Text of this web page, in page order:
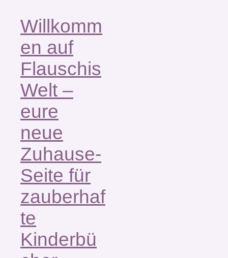
Willkomm
en auf
Flauschis
Welt –
eure
neue
Zuhause-
Seite für
zauberhaf
te
Kinderbü